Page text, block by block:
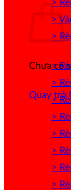
Chưa có
Quay trở
>
>
>
>
>
>
>
>
>
>
>